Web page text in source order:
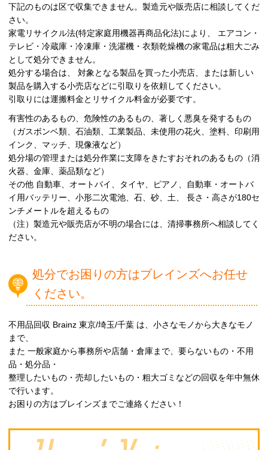
下記のものは区で収集できません。製造元や販売店に相談してくだ
さい。
家電リサイクル法(特定家庭用機器再商品化法)により、 エアコン・
テレビ・冷蔵庫・冷凍庫・洗濯機・衣類乾燥機の家電品は粗大ごみ
として処分できません。
処分する場合は、 対象となる製品を買った小売店、または新しい
製品を購入する小売店などに引取りを依頼してください。
引取りには運搬料金とリサイクル料金が必要です。
有害性のあるもの、危険性のあるもの、著しく悪臭を発するもの
（ガスボンベ類、石油類、工業製品、未使用の花火、塗料、印刷用
インク、マッチ、現像液など）
処分場の管理または処分作業に支障をきたすおそれのあるもの（消
火器、金庫、薬品類など）
その他 自動車、オートバイ、タイヤ、ピアノ、自動車・オートバ
イ用バッテリー、小形二次電池、石、砂、土、 長さ・高さが180セ
ンチメートルを超えるもの
（注）製造元や販売店が不明の場合には、清掃事務所へ相談してく
ださい。
処分でお困りの方はブレインズへお任せ
ください。
不用品回収 Brainz 東京/埼玉/千葉 は、小さなモノから大きなモノ
まで、
また 一般家庭から事務所や店舗・倉庫まで、要らないもの・不用
品・処分品・
整理したいもの・売却したいもの・粗大ゴミなどの回収を年中無休
で行います。
お困りの方はブレインズまでご連絡ください！